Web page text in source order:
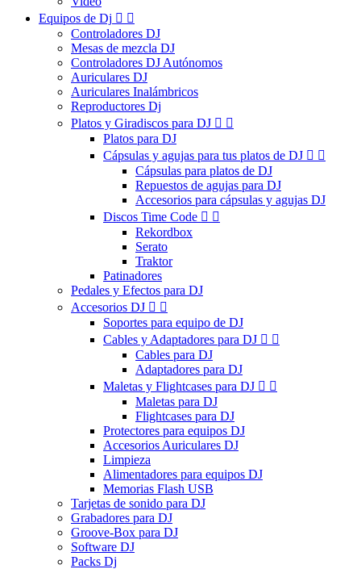
Equipos de Dj  
Controladores DJ
Mesas de mezcla DJ
Controladores DJ Autónomos
Auriculares DJ
Auriculares Inalámbricos
Reproductores Dj
Platos y Giradiscos para DJ  
Platos para DJ
Cápsulas y agujas para tus platos de DJ  
Cápsulas para platos de DJ
Repuestos de agujas para DJ
Accesorios para cápsulas y agujas DJ
Discos Time Code  
Rekordbox
Serato
Traktor
Patinadores
Pedales y Efectos para DJ
Accesorios DJ  
Soportes para equipo de DJ
Cables y Adaptadores para DJ  
Cables para DJ
Adaptadores para DJ
Maletas y Flightcases para DJ  
Maletas para DJ
Flightcases para DJ
Protectores para equipos DJ
Accesorios Auriculares DJ
Limpieza
Alimentadores para equipos DJ
Memorias Flash USB
Tarjetas de sonido para DJ
Grabadores para DJ
Groove-Box para DJ
Software DJ
Packs Dj